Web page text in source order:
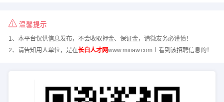
温馨提示
1、本平台仅供信息发布，不会收取押金、保证金，请微友务必谨慎！
2、请告知用人单位，是在长白人才网www.miiiaw.com上看到该招聘信息的！